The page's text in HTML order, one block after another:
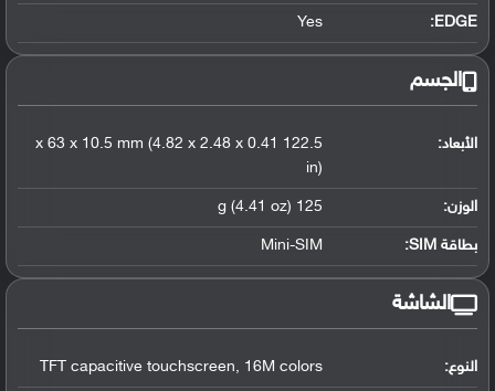
EDGE:
Yes
الجسم
الأبعاد:
122.5 x 63 x 10.5 mm (4.82 x 2.48 x 0.41
in)
الوزن: 125 g (4.41 oz)
بطاقة SIM: Mini-SIM
الشاشة
النوع: TFT capacitive touchscreen, 16M colors